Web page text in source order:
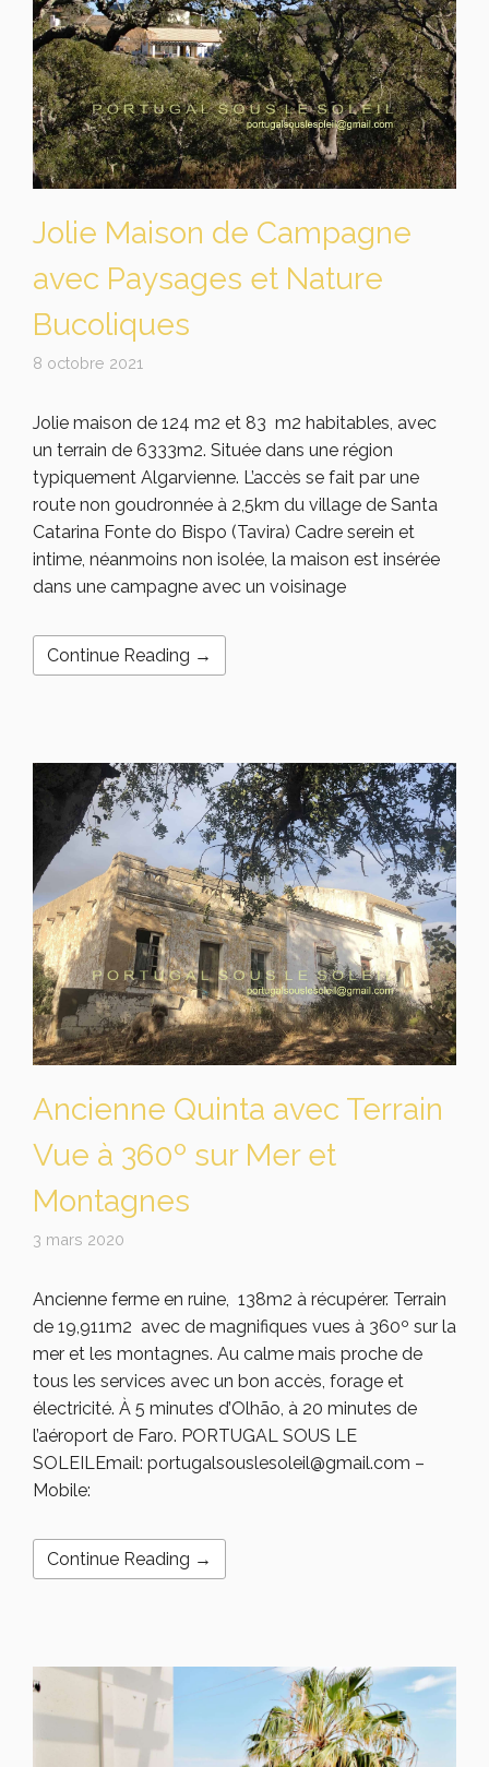
Jolie Maison de Campagne
avec Paysages et Nature
Bucoliques
8 octobre 2021
Jolie maison de 124 m2 et 83 m2 habitables, avec
un terrain de 6333m2. Située dans une région
typiquement Algarvienne. L’accès se fait par une
route non goudronnée à 2,5km du village de Santa
Catarina Fonte do Bispo (Tavira) Cadre serein et
intime, néanmoins non isolée, la maison est insérée
dans une campagne avec un voisinage
Continue Reading →
Ancienne Quinta avec Terrain
Vue à 360º sur Mer et
Montagnes
3 mars 2020
Ancienne ferme en ruine, 138m2 à récupérer. Terrain
de 19,911m2 avec de magnifiques vues à 360º sur la
mer et les montagnes. Au calme mais proche de
tous les services avec un bon accès, forage et
électricité. À 5 minutes d’Olhão, à 20 minutes de
l’aéroport de Faro. PORTUGAL SOUS LE
SOLEILEmail: portugalsouslesoleil@gmail.com –
Mobile:
Continue Reading →